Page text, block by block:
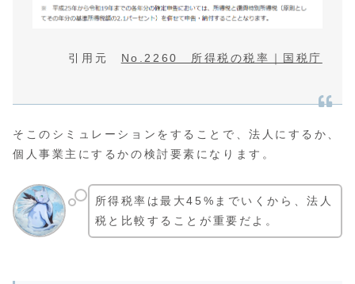
引用元 No.2260 所得税の税率｜国税庁
そこのシミュレーションをすることで、法人にするか、
個人事業主にするかの検討要素になります。
所得税率は最大45%までいくから、法人
税と比較することが重要だよ。